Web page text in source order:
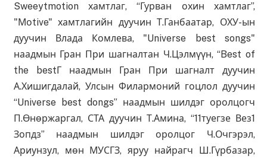
Sweeytmotion хамтлаг, “Гурван охин хамтлаг”,
"Моtive" хамтлагийн дуучин Т.Ганбаатар, ОХУ-ын
дуучин Влада Комлева, "Universe best songs"
наадмын Гран При шагналтан Ч.Цэлмүүн, “Best of
the bestГ наадмын Гран При шагналт дуучин
А.Хишигдалай, Улсын Филармоний гоцлол дуучин
“Universe best dongs” наадмын шилдэг оролцогч
П.Өнөржаргал, СТА дуучин Т.Амина, “11туегзе Вез1
Зопдз” наадмын шилдэг оролцог Ч.Очгэрэл,
Ариунзул, мөн МУСГЗ, яруу найрагч Ш.Гүрбазар,